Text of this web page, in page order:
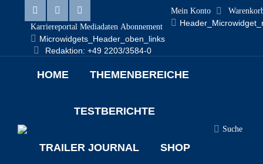
Karriereportal Mediadaten Abonnement
Microwidgets_Header_oben_links
Redaktion: +49 2203/3584-0
Mein Konto
HOME THEMENBEREICHE
TESTBERICHTE
TRAILER JOURNAL SHOP
Suche